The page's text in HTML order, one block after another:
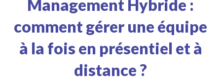
Management Hybride :
comment gérer une équipe
à la fois en présentiel et à
distance ?